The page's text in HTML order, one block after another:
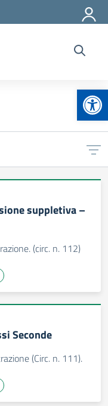
suppletiva –
(circ. n. 112)
Seconde
(Circ. n. 111).